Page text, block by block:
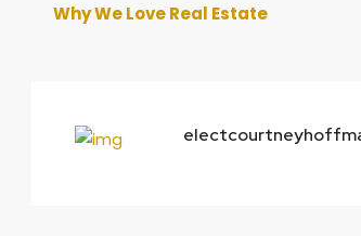
Why We Love Real Estate